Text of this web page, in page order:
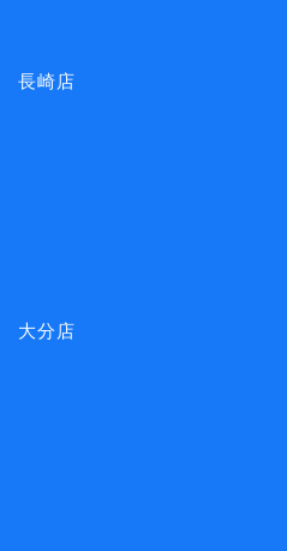
長崎店
大分店